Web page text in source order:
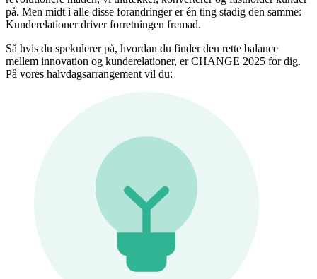
på. Men midt i alle disse forandringer er én ting stadig den samme:
Kunderelationer driver forretningen fremad.
Så hvis du spekulerer på, hvordan du finder den rette balance
mellem innovation og kunderelationer, er CHANGE 2025 for dig.
På vores halvdagsarrangement vil du: